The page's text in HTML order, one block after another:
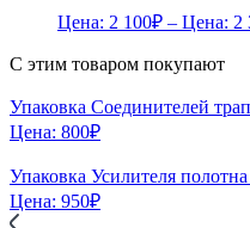
Цена: 2 100₽ – Цена: 2
С этим товаром покупают
Упаковка Соединителей
Цена: 800₽
Упаковка Усилителя
Цена: 950₽